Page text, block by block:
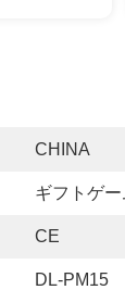
CHINA
ギフトゲ
CE
DL-PM15